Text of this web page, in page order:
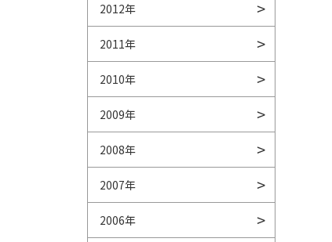
2012年
2011年
2010年
2009年
2008年
2007年
2006年